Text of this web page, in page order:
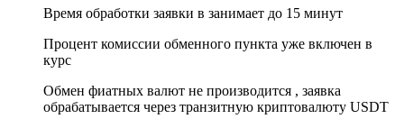
Время обработки заявки в занимает до 15 минут
Процент комиссии обменного пункта уже включен в
курс
Обмен фиатных валют не производится , заявка
обрабатывается через транзитную криптовалюту USDT